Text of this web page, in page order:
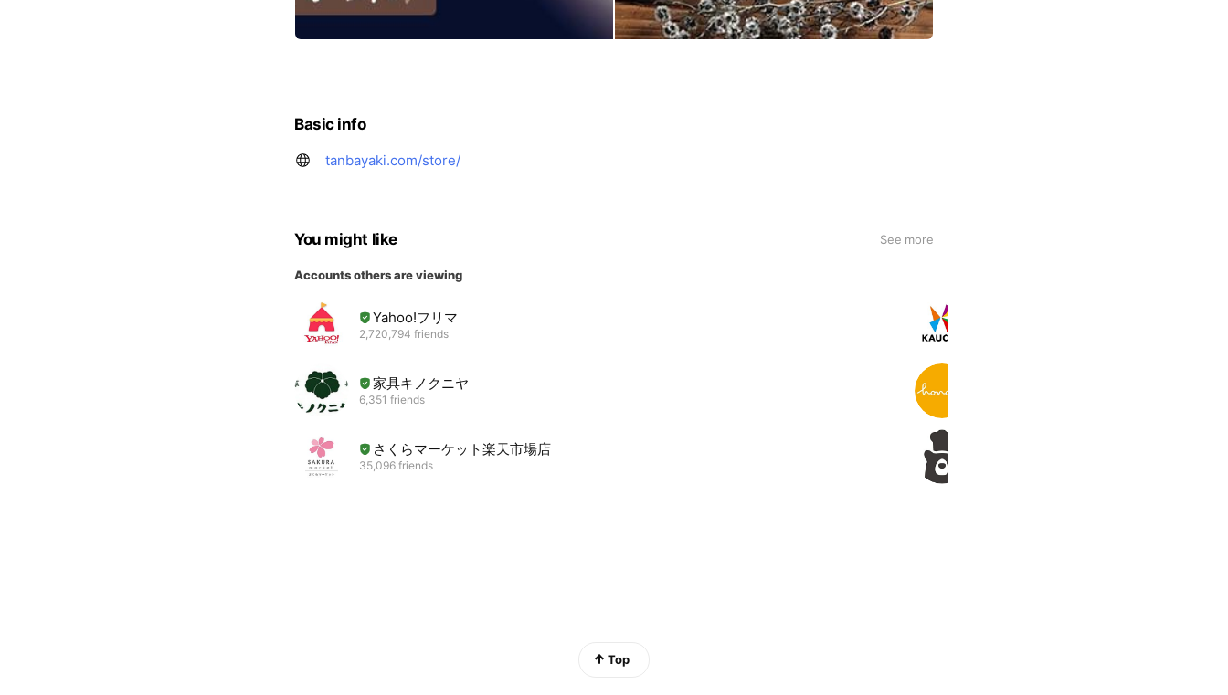
Basic info
tanbayaki.com/store/
You might like See more
Accounts others are viewing
Yahoo!フリマ
2,720,794 friends
家具キノクニヤ
6,351 friends
さくらマーケット楽天市場店
35,096 friends
Top